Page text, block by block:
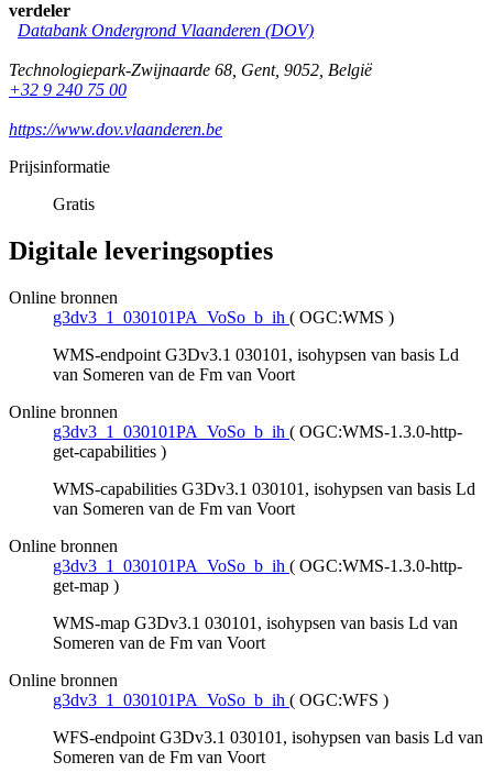
verdeler
Databank Ondergrond Vlaanderen (DOV)
Technologiepark-Zwijnaarde 68, Gent, 9052, België
+32 9 240 75 00
https://www.dov.vlaanderen.be
Prijsinformatie
Gratis
Digitale leveringsopties
Online bronnen
g3dv3_1_030101PA_VoSo_b_ih ( OGC:WMS )
WMS-endpoint G3Dv3.1 030101, isohypsen van basis Ld
van Someren van de Fm van Voort
Online bronnen
g3dv3_1_030101PA_VoSo_b_ih ( OGC:WMS-1.3.0-http-
get-capabilities )
WMS-capabilities G3Dv3.1 030101, isohypsen van basis Ld
van Someren van de Fm van Voort
Online bronnen
g3dv3_1_030101PA_VoSo_b_ih ( OGC:WMS-1.3.0-http-
get-map )
WMS-map G3Dv3.1 030101, isohypsen van basis Ld van
Someren van de Fm van Voort
Online bronnen
g3dv3_1_030101PA_VoSo_b_ih ( OGC:WFS )
WFS-endpoint G3Dv3.1 030101, isohypsen van basis Ld van
Someren van de Fm van Voort